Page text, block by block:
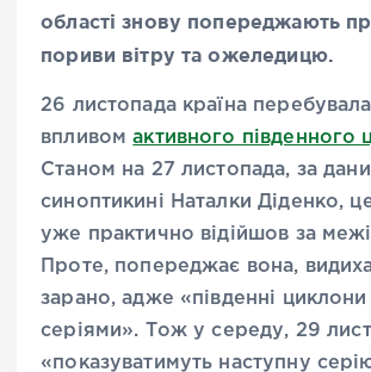
області знову попереджають
пориви вітру та ожеледицю.
26 листопада країна
впливомактивного південного
Станом на 27 листопада, за
синоптикині Наталки Діденко,
уже практично відійшов за
Проте, попереджає вона,
зарано, адже «південні циклони
серіями». Тож у середу, 29
«показуватимуть наступну